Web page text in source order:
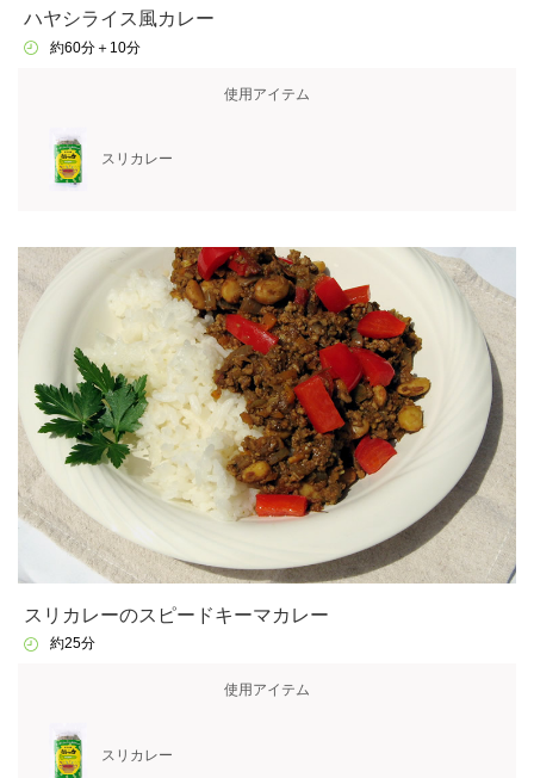
ハヤシライス風カレー
約60分＋10分
使用アイテム
スリカレー
スリカレーのスピードキーマカレー
約25分
使用アイテム
スリカレー